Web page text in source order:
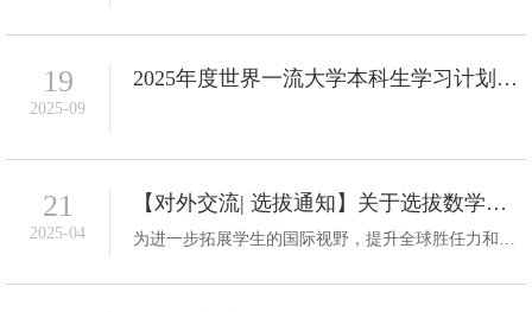
19
2025-09
2025年度世界一流大学本科生学习计划——伯克利大学暑期科研
21
2025-04
【对外交流| 选拔通知】关于选拔数学科学学院本科生参加2025年香港中文大学访学项目的通知
为进一步拓展学生的国际视野，提升全球胜任力和竞争力，我院将选拔优秀本科生赴香港中文大学进行交流访问。现将相关选拔事宜通知如下： 一、申请条件1.数学科学学院全日制本科生，专业不限，不面向毕业班学生；2.热爱祖国、遵纪守法、诚实守信、品行端正、举止文明；3.品学兼优，身心健康，具有良好的政治素质，无违法违纪记录；4.具备良好的英语能力；5.有留学、深造计划的同学优先；6.未参加过对外交流。 二、交流项目...